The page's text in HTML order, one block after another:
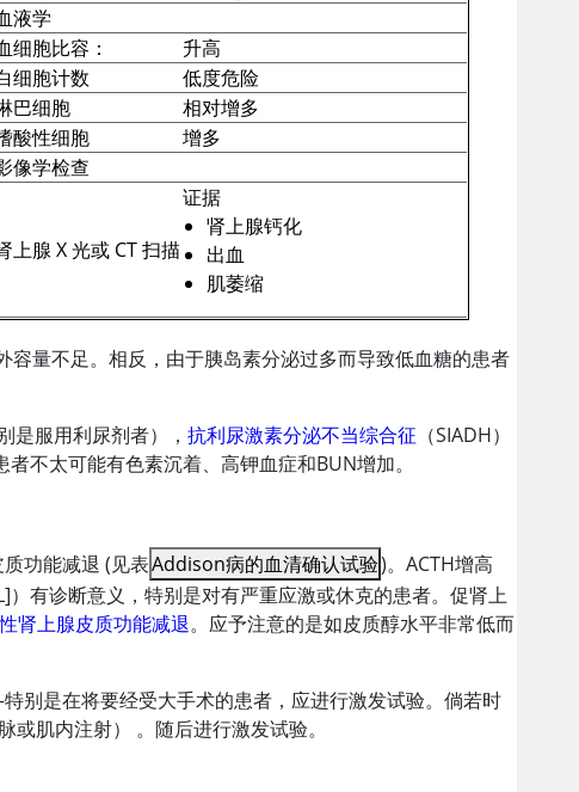
液学
细胞比容：
升高
细胞计数
低度危险
巴细胞
相对增多
酸性细胞
增多
像学检查
上腺 X 光或 CT 扫描
证据
肾上腺钙化
出血
肌萎缩
容量不足。相反，由于胰岛素分泌过多而导致低血糖的患者
是服用利尿剂者），抗利尿激素分泌不当综合征 （SIADH）
不太可能有色素沉着、高钾血症和BUN增加。
功能减退 (见表Addison病的血清确认试验)。ACTH增高
有诊断意义，特别是对有严重应激或休克的患者。促肾上
肾上腺皮质功能减退。应予注意的是如皮质醇水平非常低而
别是在将要经受大手术的患者，应进行激发试验。倘若时
肌内注射） 。随后进行激发试验。